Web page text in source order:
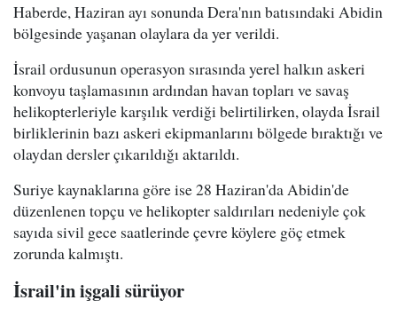
Haberde, Haziran ayı sonunda Dera'nın batısındaki Abidin
bölgesinde yaşanan olaylara da yer verildi.
İsrail ordusunun operasyon sırasında yerel halkın askeri
konvoyu taşlamasının ardından havan topları ve savaş
helikopterleriyle karşılık verdiği belirtilirken, olayda İsrail
birliklerinin bazı askeri ekipmanlarını bölgede bıraktığı ve
olaydan dersler çıkarıldığı aktarıldı.
Suriye kaynaklarına göre ise 28 Haziran'da Abidin'de
düzenlenen topçu ve helikopter saldırıları nedeniyle çok
sayıda sivil gece saatlerinde çevre köylere göç etmek
zorunda kalmıştı.
İsrail'in işgali sürüyor